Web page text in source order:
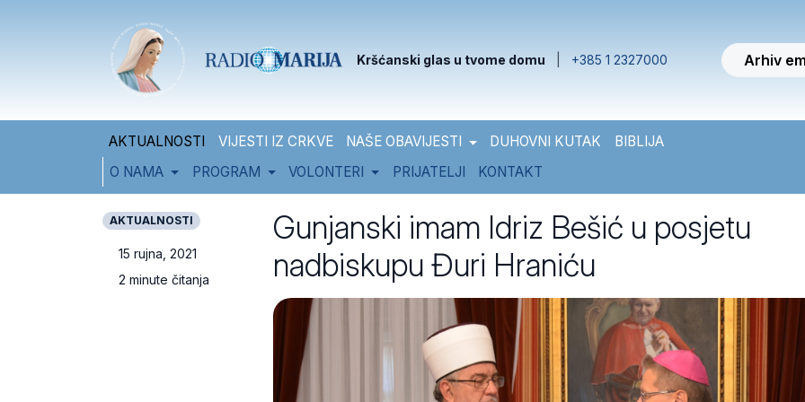
Kršćanski glas u tvome domu +385 1 2327000 Arhiv
AKTUALNOSTI VIJESTI IZ CRKVE NAŠE OBAVIJESTI DUHOVNI KUTAK
BIBLIJA
O NAMA
PROGRAM VOLONTERI PRIJATELJI KONTAKT
AKTUALNOSTI
15 rujna, 2021
2 minute čitanja
Gunjanski imam Idriz Bešić u posjetu
nadbiskupu Đuri Hraniću